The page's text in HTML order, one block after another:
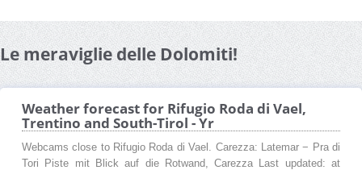
Le meraviglie delle Dolomiti!
Weather forecast for Rifugio Roda di Vael,
Trentino and South-Tirol - Yr
Webcams close to Rifugio Roda di Vael. Carezza: Latemar − Pra di
Tori Piste mit Blick auf die Rotwand, Carezza Last updated: at